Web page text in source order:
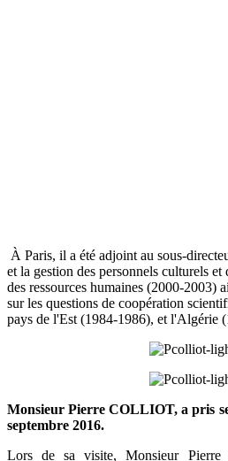
À Paris, il a été adjoint au sous-
et la gestion des personnels culturels
des ressources humaines (2000-2003)
sur les questions de coopération
pays de l'Est (1984-1986), et l'Algérie
Monsieur Pierre COLLIOT, a pris
septembre 2016.
Lors de sa visite, Monsieur